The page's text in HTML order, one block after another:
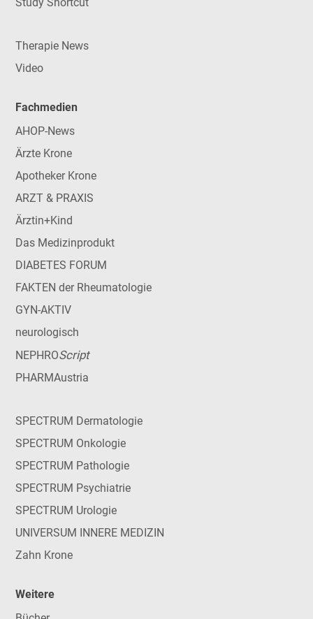
Therapie News
Video
Fachmedien
AHOP-News
Ärzte Krone
Apotheker Krone
ARZT & PRAXIS
Ärztin+Kind
Das Medizinprodukt
DIABETES FORUM
FAKTEN der Rheumatologie
GYN-AKTIV
neurologisch
NEPHROScript
PHARMAustria
SPECTRUM Dermatologie
SPECTRUM Onkologie
SPECTRUM Pathologie
SPECTRUM Psychiatrie
SPECTRUM Urologie
UNIVERSUM INNERE MEDIZIN
Zahn Krone
Weitere